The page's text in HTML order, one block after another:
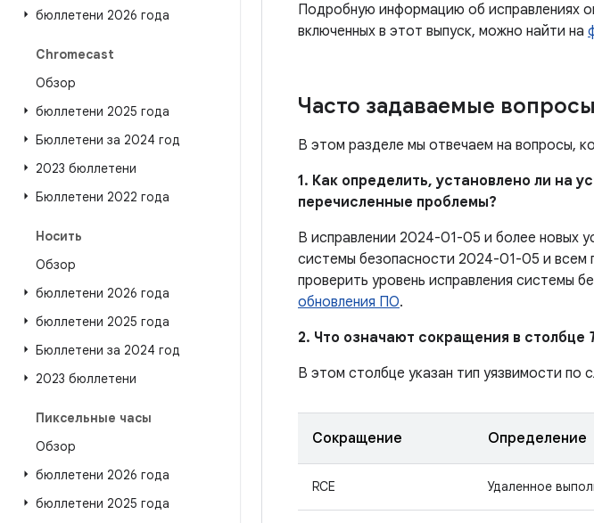
бюллетени 2026 года
Chromecast
Обзор
бюллетени 2025 года
Бюллетени за 2024 год
2023 бюллетени
Бюллетени 2022 года
Носить
Обзор
бюллетени 2026 года
бюллетени 2025 года
Бюллетени за 2024 год
2023 бюллетени
Пиксельные часы
Обзор
бюллетени 2026 года
бюллетени 2025 года
Подробную информацию об исправлениях
включенных в этот выпуск, можно найти на
Часто задаваемые вопросы
В этом разделе мы отвечаем на вопросы,
1. Как определить, установлено ли на
перечисленные проблемы?
В исправлении 2024-01-05 и более новых
системы безопасности 2024-01-05 и
проверить уровень исправления системы
обновления ПО.
2. Что означают сокращения в столбце
В этом столбце указан тип уязвимости по
Сокращение Определение
RCE Удаленное